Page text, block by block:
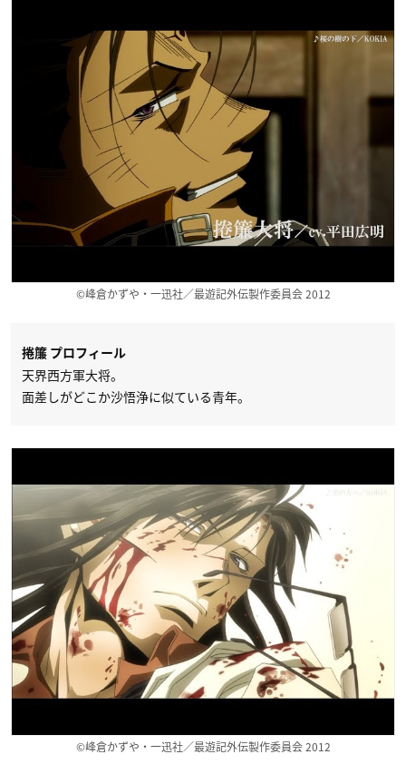
©峰倉かずや・一迅社／最遊記外伝製作委員会 2012
捲簾 プロフィール
天界西方軍大将。
面差しがどこか沙悟浄に似ている青年。
©峰倉かずや・一迅社／最遊記外伝製作委員会 2012